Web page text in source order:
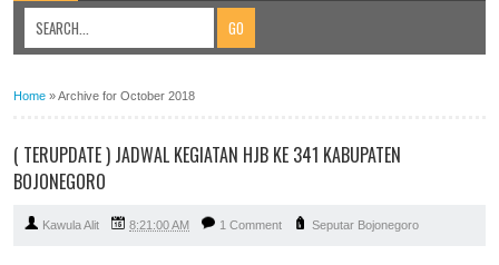
Home »Archive for October 2018
( TERUPDATE ) JADWAL KEGIATAN HJB KE 341 KABUPATEN
BOJONEGORO
Kawula Alit 8:21:00 AM 1 Comment Seputar Bojonegoro